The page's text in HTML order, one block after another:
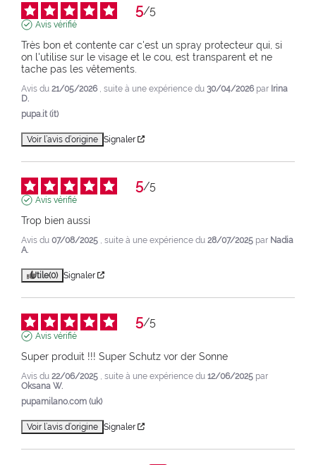
5/5
Avis vérifié
Très bon et contente car c'est un spray protecteur qui, si
on l'utilise sur le visage et le cou, est transparent et ne
tache pas les vêtements.
Avis du 21/05/2026 , suite à une expérience du 30/04/2026 par Irina
D.
pupa.it (it)
Voir l’avis d’origine Signaler
5/5
Avis vérifié
Trop bien aussi
Avis du 07/08/2025 , suite à une expérience du 28/07/2025 par Nadia
A.
Utile(0) Signaler
5/5
Avis vérifié
Super produit !!! Super Schutz vor der Sonne
Avis du 22/06/2025 , suite à une expérience du 12/06/2025 par
Oksana W.
pupamilano.com (uk)
Voir l’avis d’origine Signaler